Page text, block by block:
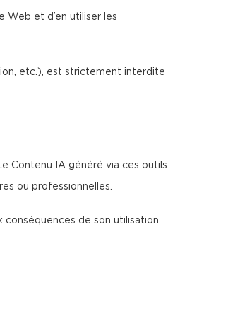
Web et d’en utiliser les
etc.), est strictement interdite
Contenu IA généré via ces outils
ou professionnelles.
de son utilisation.